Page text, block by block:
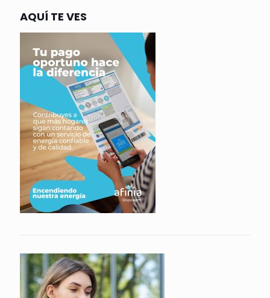
AQUÍ TE VES